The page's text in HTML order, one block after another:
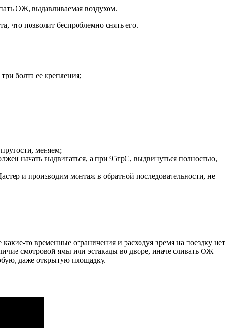
ОЖ, выдавливаемая воздухом.
что позволит беспроблемно снять его.
болта ее крепления;
меняем;
начать выдвигаться, а при 95грС, выдвинуться полностью,
и производим монтаж в обратной последовательности, не
то временные ограничения и расходуя время на поездку нет
смотровой ямы или эстакады во дворе, иначе сливать ОЖ
даже открытую площадку.